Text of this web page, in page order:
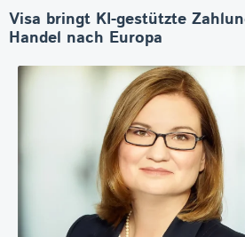
Visa bringt KI-gestützte
Handel nach Europa